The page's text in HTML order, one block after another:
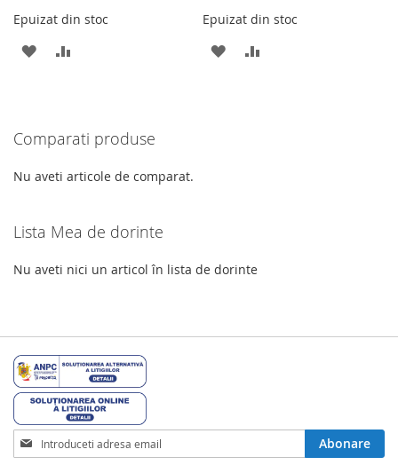
Epuizat din stoc
ADAUGATI
DE
DORINTE
Epuizat din stoc
ADAUGATI
Comparati produse
Nu aveti articole de comparat.
Lista Mea de dorinte
Nu aveti nici un articol în lista de dorinte
Inscrieti-
va
Abonare